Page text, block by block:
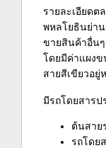
รายละเอียดต
พหลโยธินย่าน
ขายสินค้าอื่นๆ
โดยมีค่าแผงข
สายสีเขียวอยู่
มีรถโดยสารป
ต้นสาย
รถโดย